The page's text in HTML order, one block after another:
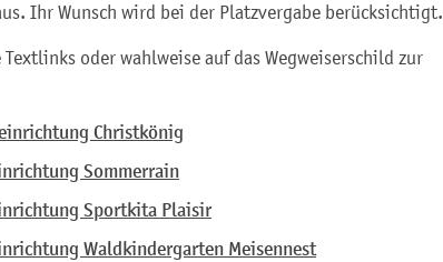
Ihr Wunsch wird bei der Platzvergabe berücksichtigt.
oder wahlweise auf das Wegweiserschild zur
Christkönig
Sommerrain
Sportkita Plaisir
Waldkindergarten Meisennest